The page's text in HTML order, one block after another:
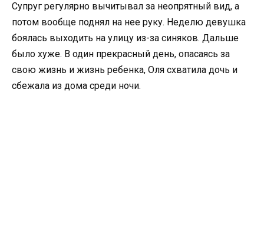
Супруг регулярно вычитывал за неопрятный вид, а
потом вообще поднял на нее руку. Неделю девушка
боялась выходить на улицу из-за синяков. Дальше
было хуже. В один прекрасный день, опасаясь за
свою жизнь и жизнь ребенка, Оля схватила дочь и
сбежала из дома среди ночи.